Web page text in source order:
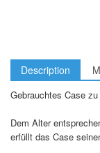
Description
Gebrauchtes Case
Dem Alter
erfüllt das Case